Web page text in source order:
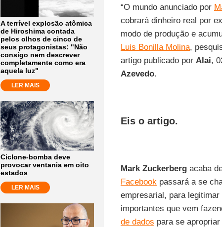
A terrível explosão atômica
de Hiroshima contada
pelos olhos de cinco de
seus protagonistas: "Não
consigo nem descrever
completamente como era
aquela luz"
LER MAIS
Ciclone-bomba deve
provocar ventania em oito
estados
LER MAIS
“O mundo anunciado por
cobrará dinheiro real por
modo de produção e
Luis Bonilla Molina,
artigo publicado por Alai,
Azevedo.
Eis o artigo.
Mark Zuckerbergacaba
Facebookpassará a se
empresarial, para
importantes que vem
de dados para se